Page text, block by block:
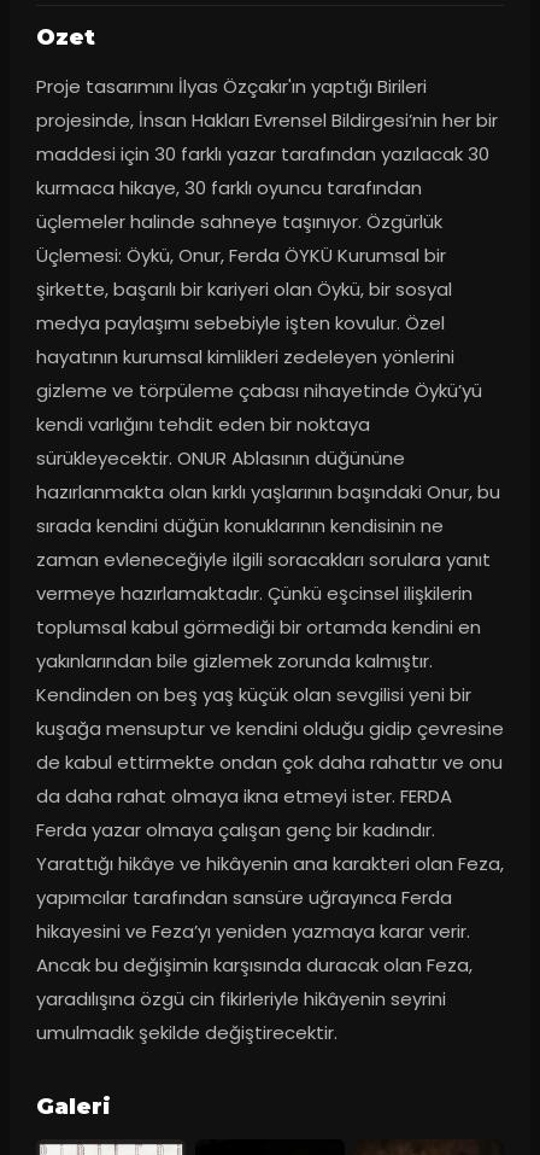
Ozet
Proje tasarımını İlyas Özçakır'ın yaptığı Birileri
projesinde, İnsan Hakları Evrensel Bildirgesi’nin her bir
maddesi için 30 farklı yazar tarafından yazılacak 30
kurmaca hikaye, 30 farklı oyuncu tarafından
üçlemeler halinde sahneye taşınıyor. Özgürlük
Üçlemesi: Öykü, Onur, Ferda ÖYKÜ Kurumsal bir
şirkette, başarılı bir kariyeri olan Öykü, bir sosyal
medya paylaşımı sebebiyle işten kovulur. Özel
hayatının kurumsal kimlikleri zedeleyen yönlerini
gizleme ve törpüleme çabası nihayetinde Öykü’yü
kendi varlığını tehdit eden bir noktaya
sürükleyecektir. ONUR Ablasının düğününe
hazırlanmakta olan kırklı yaşlarının başındaki Onur, bu
sırada kendini düğün konuklarının kendisinin ne
zaman evleneceğiyle ilgili soracakları sorulara yanıt
vermeye hazırlamaktadır. Çünkü eşcinsel ilişkilerin
toplumsal kabul görmediği bir ortamda kendini en
yakınlarından bile gizlemek zorunda kalmıştır.
Kendinden on beş yaş küçük olan sevgilisi yeni bir
kuşağa mensuptur ve kendini olduğu gidip çevresine
de kabul ettirmekte ondan çok daha rahattır ve onu
da daha rahat olmaya ikna etmeyi ister. FERDA
Ferda yazar olmaya çalışan genç bir kadındır.
Yarattığı hikâye ve hikâyenin ana karakteri olan Feza,
yapımcılar tarafından sansüre uğrayınca Ferda
hikayesini ve Feza’yı yeniden yazmaya karar verir.
Ancak bu değişimin karşısında duracak olan Feza,
yaradılışına özgü cin fikirleriyle hikâyenin seyrini
umulmadık şekilde değiştirecektir.
Galeri